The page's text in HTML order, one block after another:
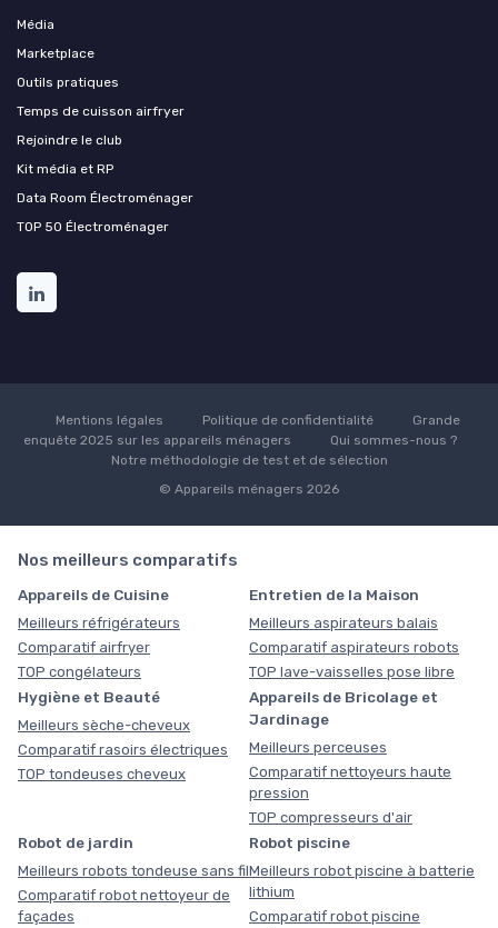
Média
Marketplace
Outils pratiques
Temps de cuisson airfryer
Rejoindre le club
Kit média et RP
Data Room Électroménager
TOP 50 Électroménager
Mentions légales Politique de confidentialité
Grande
enquête 2025 sur les appareils ménagers
Qui sommes-nous ?
Notre méthodologie de test et de sélection
© Appareils ménagers 2026
Nos meilleurs comparatifs
Appareils de Cuisine
Meilleurs réfrigérateurs
Comparatif airfryer
TOP congélateurs
Entretien de la Maison
Meilleurs aspirateurs balais
Comparatif aspirateurs robots
TOP lave-vaisselles pose libre
Hygiène et Beauté
Meilleurs sèche-cheveux
Comparatif rasoirs électriques
TOP tondeuses cheveux
Appareils de Bricolage et
Jardinage
Meilleurs perceuses
Comparatif nettoyeurs haute
pression
TOP compresseurs d'air
Robot de jardin
Meilleurs robots tondeuse sans fil
Comparatif robot nettoyeur de
façades
Robot piscine
Meilleurs robot piscine à batterie
lithium
Comparatif robot piscine